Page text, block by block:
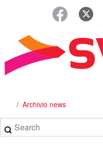
principale
Briciole
di
pane
Archivio news
Search